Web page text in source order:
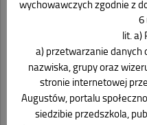
wychowawczych zgodnie z
6
lit. a)
a) przetwarzanie danych
nazwiska, grupy oraz
stronie internetowej
Augustów, portalu
siedzibie przedszkola,